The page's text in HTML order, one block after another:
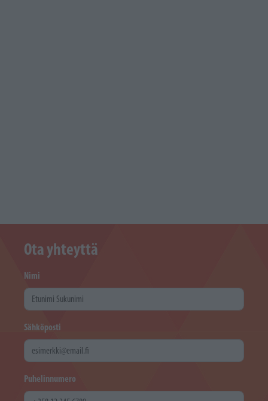
Ota yhteyttä
Nimi
Sähköposti
Puhelinnumero